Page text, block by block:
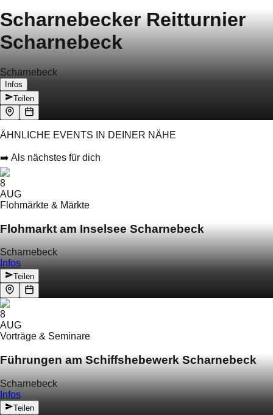
Scharnebecker Reitturnier
Scharnebeck
Scharnebeck
Infos
Teilen
ÄHNLICHE EVENTS IN DEINER NÄHE
➡️ Als nächstes für dich
8
AUG
Flohmärkte & Märkte
Flohmarkt am Inselsee Scharnebeck
Scharnebeck
Infos
Teilen
8
AUG
Vorträge & Seminare
Führungen am Schiffshebewerk Scharnebeck
Scharnebeck
Infos
Teilen